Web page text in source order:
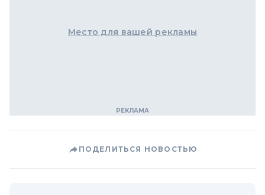
Место для вашей рекламы
ПОДЕЛИТЬСЯ НОВОСТЬЮ